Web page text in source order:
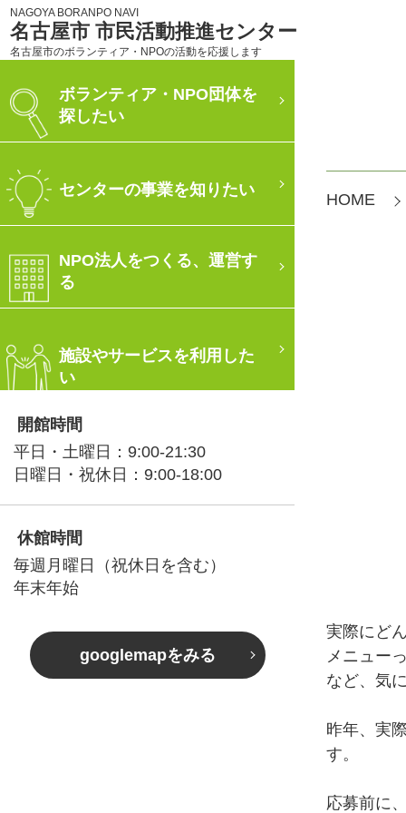
NAGOYA BORANPO NAVI
名古屋市 市民活動推進センター
名古屋市のボランティア・NPOの活動を応援します
ボランティア・NPO団体を
探したい
センターの事業を知りたい
NPO法人をつくる、運営す
る
施設やサービスを利用した
い
開館時間
平日・土曜日：9:00-21:30
日曜日・祝休日：9:00-18:00
休館時間
毎週月曜日（祝休日を含む）
年末年始
googlemapをみる
HOME
実際にど
メニュー
など、気
昨年、実
す。
応募前に